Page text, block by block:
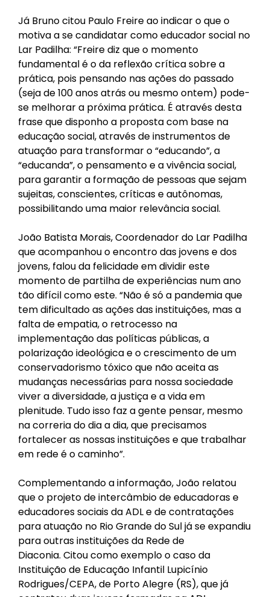
Já Bruno citou Paulo Freire ao indicar o que o
motiva a se candidatar como educador social no
Lar Padilha: “Freire diz que o momento
fundamental é o da reflexão crítica sobre a
prática, pois pensando nas ações do passado
(seja de 100 anos atrás ou mesmo ontem) pode-
se melhorar a próxima prática. É através desta
frase que disponho a proposta com base na
educação social, através de instrumentos de
atuação para transformar o “educando”, a
“educanda”, o pensamento e a vivência social,
para garantir a formação de pessoas que sejam
sujeitas, conscientes, críticas e autônomas,
possibilitando uma maior relevância social.
João Batista Morais, Coordenador do Lar Padilha
que acompanhou o encontro das jovens e dos
jovens, falou da felicidade em dividir este
momento de partilha de experiências num ano
tão difícil como este. “Não é só a pandemia que
tem dificultado as ações das instituições, mas a
falta de empatia, o retrocesso na
implementação das políticas públicas, a
polarização ideológica e o crescimento de um
conservadorismo tóxico que não aceita as
mudanças necessárias para nossa sociedade
viver a diversidade, a justiça e a vida em
plenitude. Tudo isso faz a gente pensar, mesmo
na correria do dia a dia, que precisamos
fortalecer as nossas instituições e que trabalhar
em rede é o caminho”.
Complementando a informação, João relatou
que o projeto de intercâmbio de educadoras e
educadores sociais da ADL e de contratações
para atuação no Rio Grande do Sul já se expandiu
para outras instituições da Rede de
Diaconia. Citou como exemplo o caso da
Instituição de Educação Infantil Lupicínio
Rodrigues/CEPA, de Porto Alegre (RS), que já